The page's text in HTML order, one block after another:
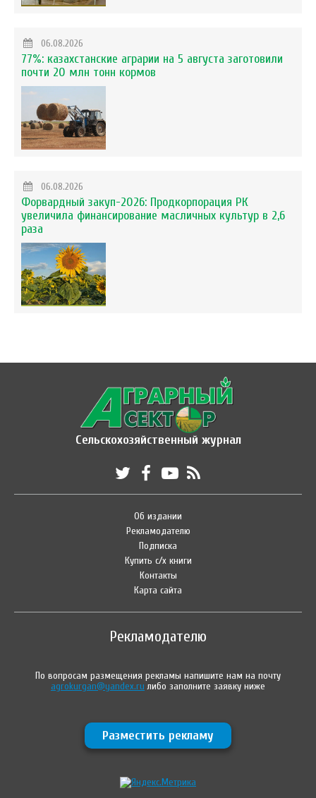
06.08.2026
77%: казахстанские аграрии на 5 августа заготовили
почти 20 млн тонн кормов
06.08.2026
Форвардный закуп-2026: Продкорпорация РК
увеличила финансирование масличных культур в 2,6
раза
Сельскохозяйственный журнал
Об издании
Рекламодателю
Подписка
Купить с/х книги
Контакты
Карта сайта
Рекламодателю
По вопросам размещения рекламы напишите нам на почту
agrokurgan@yandex.ru либо заполните заявку ниже
Разместить рекламу